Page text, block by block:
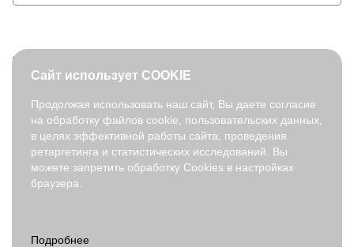
© 2026. fabretti.ru. Все права защищены
На информационном ресурсе применяются
рекомендательные
технологии .
Все ресурсы сайта fabretti.ru, включая (но не ограничиваясь)
прав на интеллектуальную собственность, защищены российским
Сайт использует COOKIE
Продолжая использовать наш сайт, Вы даете согласие
на обработку файлов cookie, пользовательских данных,
в целях эффективной работы сайта, проведения
ретаргетинга и статистических исследований. Вы
можете запретить обработку Cookies в настройках
браузера.